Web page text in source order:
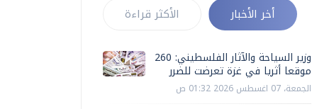
أخر الأخبار الأكثر قراءة
وزير السياحة والآثار الفلسطيني: 260
موقعا أثريا في غزة تعرضت للضرر
الجمعة، 07 اغسطس 2026 01:32 ص